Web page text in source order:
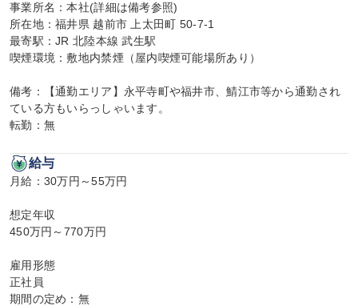
事業所名：本社(詳細は備考参照)
所在地：福井県 越前市 上太田町 50-7-1
最寄駅：JR 北陸本線 武生駅
喫煙環境：敷地内禁煙（屋内喫煙可能場所あり）
備考：【通勤エリア】永平寺町や福井市、鯖江市等から通勤され
ている方もいらっしゃいます。
転勤：無
給与
月給：30万円～55万円
想定年収
450万円～770万円
雇用形態
正社員
期間の定め：無